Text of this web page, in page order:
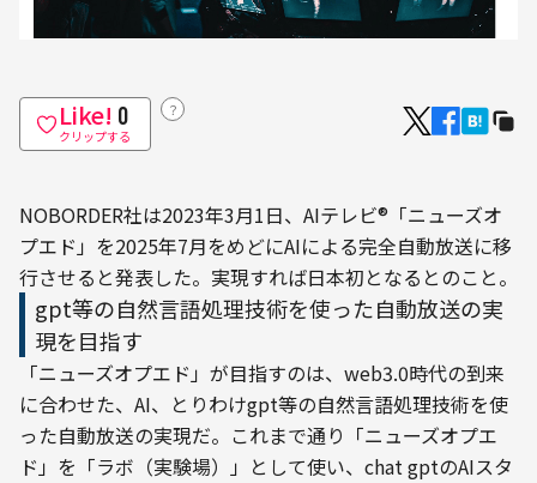
Like! 0
クリップする
？
NOBORDER社は2023年3月1日、AIテレビ®「ニューズオ
プエド」を2025年7月をめどにAIによる完全自動放送に移
行させると発表した。実現すれば日本初となるとのこと。
gpt等の自然言語処理技術を使った自動放送の実
現を目指す
「ニューズオプエド」が目指すのは、web3.0時代の到来
に合わせた、AI、とりわけgpt等の自然言語処理技術を使
った自動放送の実現だ。これまで通り「ニューズオプエ
ド」を「ラボ（実験場）」として使い、chat gptのAIスタ